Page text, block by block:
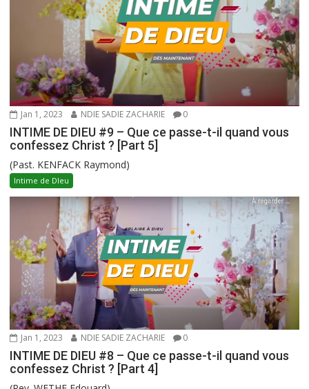
Jan 1, 2023 NDIE SADIE ZACHARIE 0
INTIME DE DIEU #9 – Que ce passe-t-il quand vous
confessez Christ ? [Part 5]
(Past. KENFACK Raymond)
Intime de DIeu
Jan 1, 2023 NDIE SADIE ZACHARIE 0
INTIME DE DIEU #8 – Que ce passe-t-il quand vous
confessez Christ ? [Part 4]